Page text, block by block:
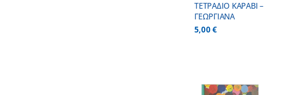
ΤΕΤΡΑΔΙΟ ΚΑΡΑΒΙ –
ΓΕΩΡΓΙΑΝΑ
5,00€